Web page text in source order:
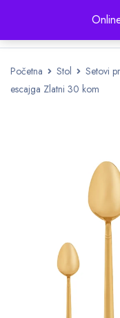
Početna Stol Setovi
escajga Zlatni 30 kom